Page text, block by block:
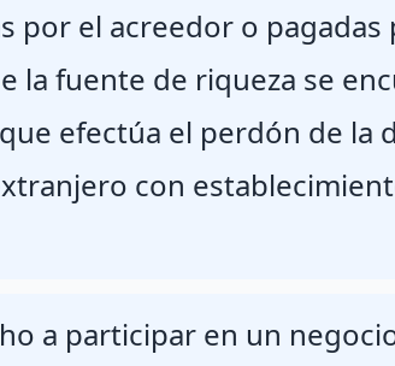
por el acreedor o
la fuente de riqueza se
efectúa el perdón de la
con
a participar en un